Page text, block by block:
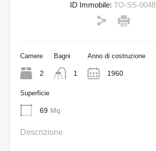
ID Immobile: TO-SS-0048
Camere
2
Bagni
1
Anno di costruzione
1960
Superficie
69 Mq
Descrizione